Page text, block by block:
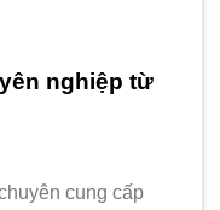
nghiệp từ
cung cấp